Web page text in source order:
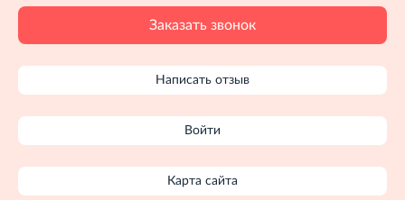
Заказать звонок
Написать отзыв
Войти
Карта сайта